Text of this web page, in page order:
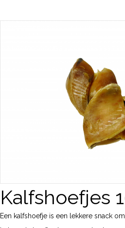
Kalfshoefjes
Een kalfshoefje is een lekkere snack